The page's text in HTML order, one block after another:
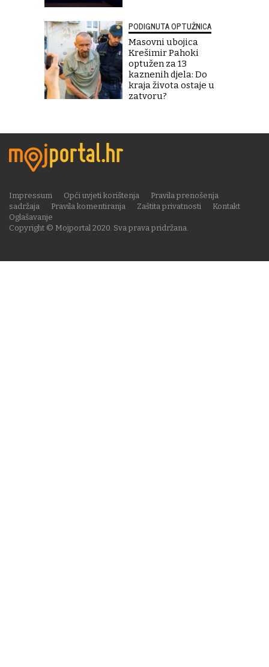
PODIGNUTA OPTUŽNICA
Masovni ubojica
Krešimir Pahoki
optužen za 13
kaznenih djela: Do
kraja života ostaje u
zatvoru?
Copyright © Mojportal 2020. Sva prava pridržana.
Impressum Opći uvjeti korištenja
Pravila prenošenja
sadržaja
Pravila komentiranja Zaštita privatnosti
Kontakt
Oglašavanje